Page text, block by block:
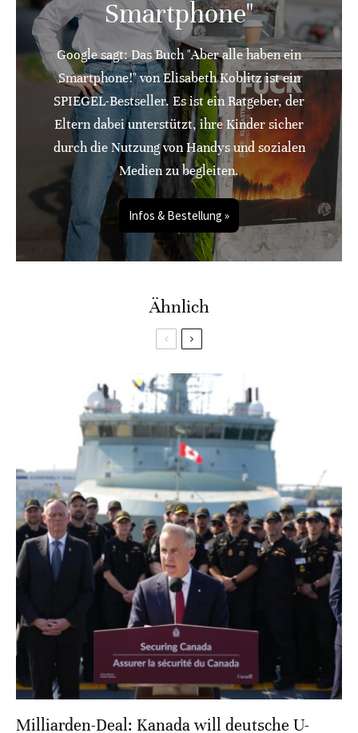
Smartphone"
Google sagt: Das Buch "Aber alle haben ein
Smartphone!" von Elisabeth Koblitz ist ein
SPIEGEL-Bestseller. Es ist ein Ratgeber, der
Eltern dabei unterstützt, ihre Kinder sicher
durch die Nutzung von Handys und sozialen
Medien zu begleiten.
Infos & Bestellung »
Ähnlich
Milliarden-Deal: Kanada will deutsche U-